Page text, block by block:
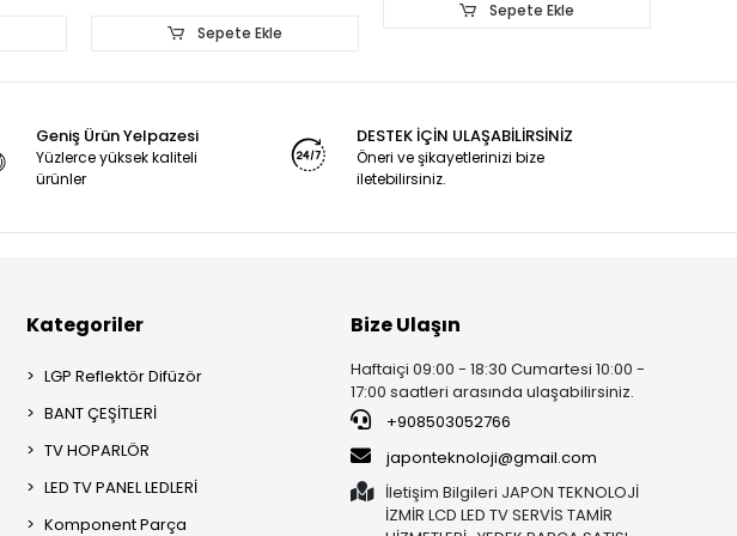
Sepete Ekle
Sepete Ekle
Geniş Ürün Yelpazesi
Yüzlerce yüksek kaliteli
ürünler
DESTEK İÇİN ULAŞABİLİRSİNİZ
Öneri ve şikayetlerinizi bize
iletebilirsiniz.
Kategoriler
LGP Reflektör Difüzör
BANT ÇEŞİTLERİ
TV HOPARLÖR
LED TV PANEL LEDLERİ
Komponent Parça
Bize Ulaşın
Haftaiçi 09:00 - 18:30 Cumartesi 10:00 -
17:00 saatleri arasında ulaşabilirsiniz.
+908503052766
japonteknoloji@gmail.com
İletişim Bilgileri JAPON TEKNOLOJİ
İZMİR LCD LED TV SERVİS TAMİR